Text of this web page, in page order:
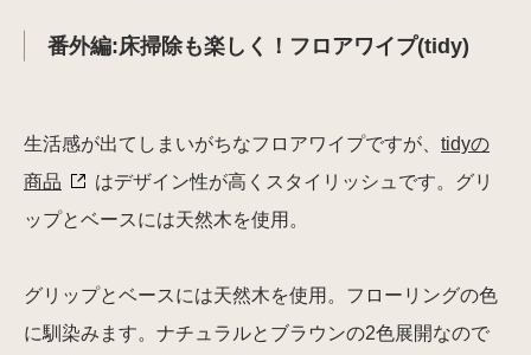
番外編:床掃除も楽しく！フロアワイプ(tidy)
生活感が出てしまいがちなフロアワイプですが、 tidyの
商品
はデザイン性が高くスタイリッシュです。グリ
ップとベースには天然木を使用。
グリップとベースには天然木を使用。フローリングの色
に馴染みます。ナチュラルとブラウンの2色展開なので